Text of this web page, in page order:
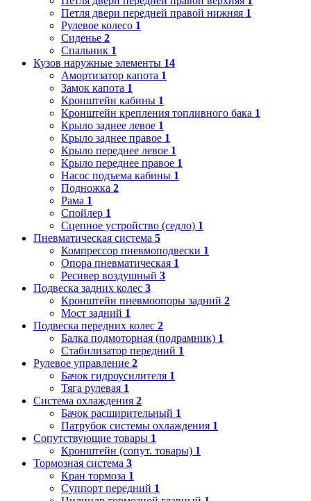
Петля двери передней правой нижняя 1
Рулевое колесо 1
Сиденье 2
Спальник 1
Кузов наружные элементы 14
Амортизатор капота 1
Замок капота 1
Кронштейн кабины 1
Кронштейн крепления топливного бака 1
Крыло заднее левое 1
Крыло заднее правое 1
Крыло переднее левое 1
Крыло переднее правое 1
Насос подъема кабины 1
Подножка 2
Рама 1
Спойлер 1
Сцепное устройство (седло) 1
Пневматическая система 5
Компрессор пневмоподвески 1
Опора пневматическая 1
Ресивер воздушный 3
Подвеска задних колес 3
Кронштейн пневмоопоры задний 2
Мост задний 1
Подвеска передних колес 2
Балка подмоторная (подрамник) 1
Стабилизатор передний 1
Рулевое управление 2
Бачок гидроусилителя 1
Тяга рулевая 1
Система охлаждения 2
Бачок расширительный 1
Патрубок системы охлаждения 1
Сопутствующие товары 1
Кронштейн (сопут. товары) 1
Тормозная система 3
Кран тормоза 1
Суппорт передний 1